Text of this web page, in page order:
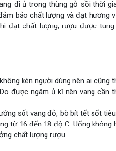
đi ủ trong thùng gỗ sồi thời
bảo chất lượng và đạt hương
đạt chất lượng, rượu được
kén người dùng nên ai cũng
được ngâm ủ kĩ nên vang cần
sốt vang đỏ, bò bít tết sốt
từ 16 đến 18 độ C. Uống không
chất lượng rượu.